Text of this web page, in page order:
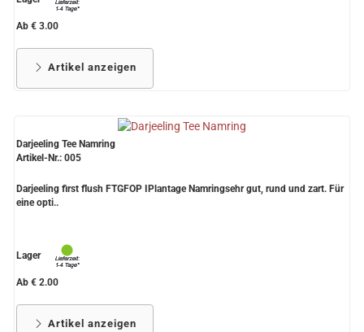
Ab € 3.00
Artikel anzeigen
Darjeeling Tee Namring
Artikel-Nr.: 005
Darjeeling first flush FTGFOP IPlantage Namringsehr gut, rund und zart. Für
eine opti..
Lager
Ab € 2.00
Artikel anzeigen